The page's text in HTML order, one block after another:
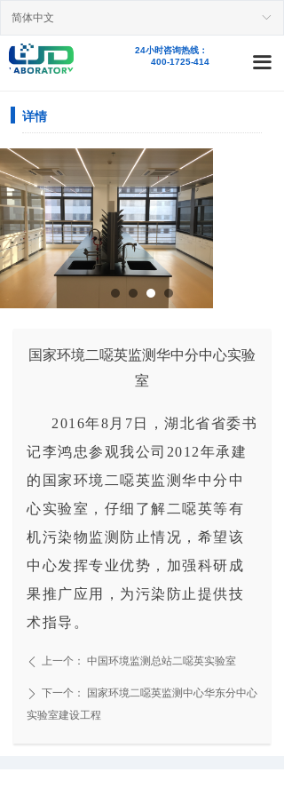
ꀅ
简体中文
끀
首页
新闻资讯
产品中心
关于我们
人才招聘
联系我们
24小时咨询热线：
400-1725-414
国家环境二噁英监测华中分中心实验
室
ꄴ 上一个： 中国环境监测总站二噁英实验室
ꄲ 下一个： 国家环境二噁英监测中心华东分中心
实验室建设工程
2016年8月7日，湖北省省委书
记李鸿忠参观我公司2012年承建
的国家环境二噁英监测华中分中
心实验室，仔细了解二噁英等有
机污染物监测防止情况，希望该
中心发挥专业优势，加强科研成
果推广应用，为污染防止提供技
术指导。
详情